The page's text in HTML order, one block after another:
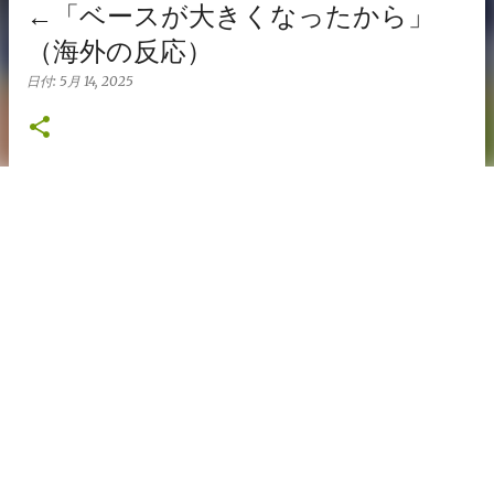
←「ベースが大きくなったから」
（海外の反応）
日付: 5月 14, 2025